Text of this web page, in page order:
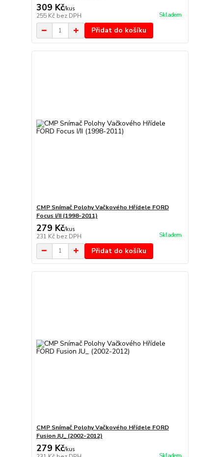
309 Kč/kus
255 Kč bez DPH Skladem
Přidat do košíku
CMP Snímač Polohy Vačkového Hřídele FORD
Focus I/II (1998-2011)
279 Kč/kus
231 Kč bez DPH Skladem
Přidat do košíku
CMP Snímač Polohy Vačkového Hřídele FORD
Fusion JU_ (2002-2012)
279 Kč/kus